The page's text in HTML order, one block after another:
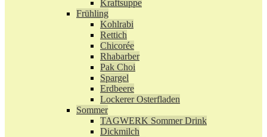
Kraftsuppe
Frühling
Kohlrabi
Rettich
Chicorée
Rhabarber
Pak Choi
Spargel
Erdbeere
Lockerer Osterfladen
Sommer
TAGWERK Sommer Drink
Dickmilch